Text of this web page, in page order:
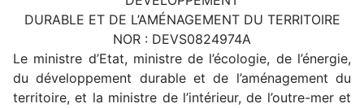
DURABLE ET DE L’AMÉNAGEMENT DU TERRITOIRE
NOR : DEVS0824974A
Le ministre d’Etat, ministre de l’écologie, de l’énergie,
du développement durable et de l’aménagement du
territoire, et la ministre de l’intérieur, de l’outre-mer et